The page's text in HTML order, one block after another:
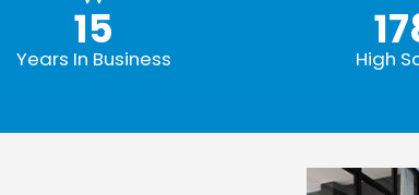
15
Years In Business High